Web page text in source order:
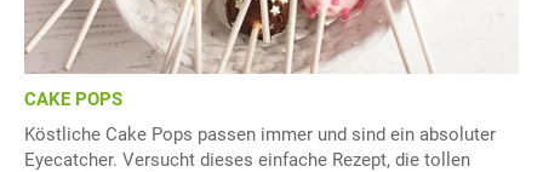
CAKE POPS
Köstliche Cake Pops passen immer und sind ein absoluter
Eyecatcher. Versucht dieses einfache Rezept, die tollen